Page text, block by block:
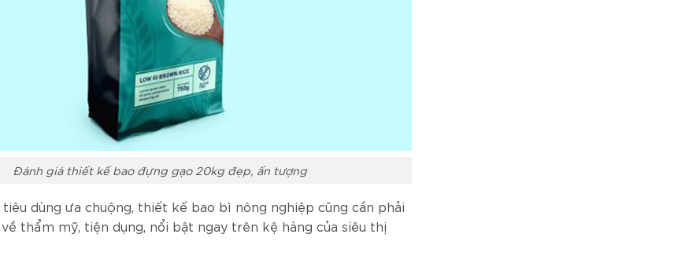
Đánh giá thiết kế bao đựng gạo 20kg đẹp, ấn tượng
dùng ưa chuộng, thiết kế bao bì nông nghiệp cũng cần phải
thẩm mỹ, tiện dụng, nổi bật ngay trên kệ hàng của siêu thị